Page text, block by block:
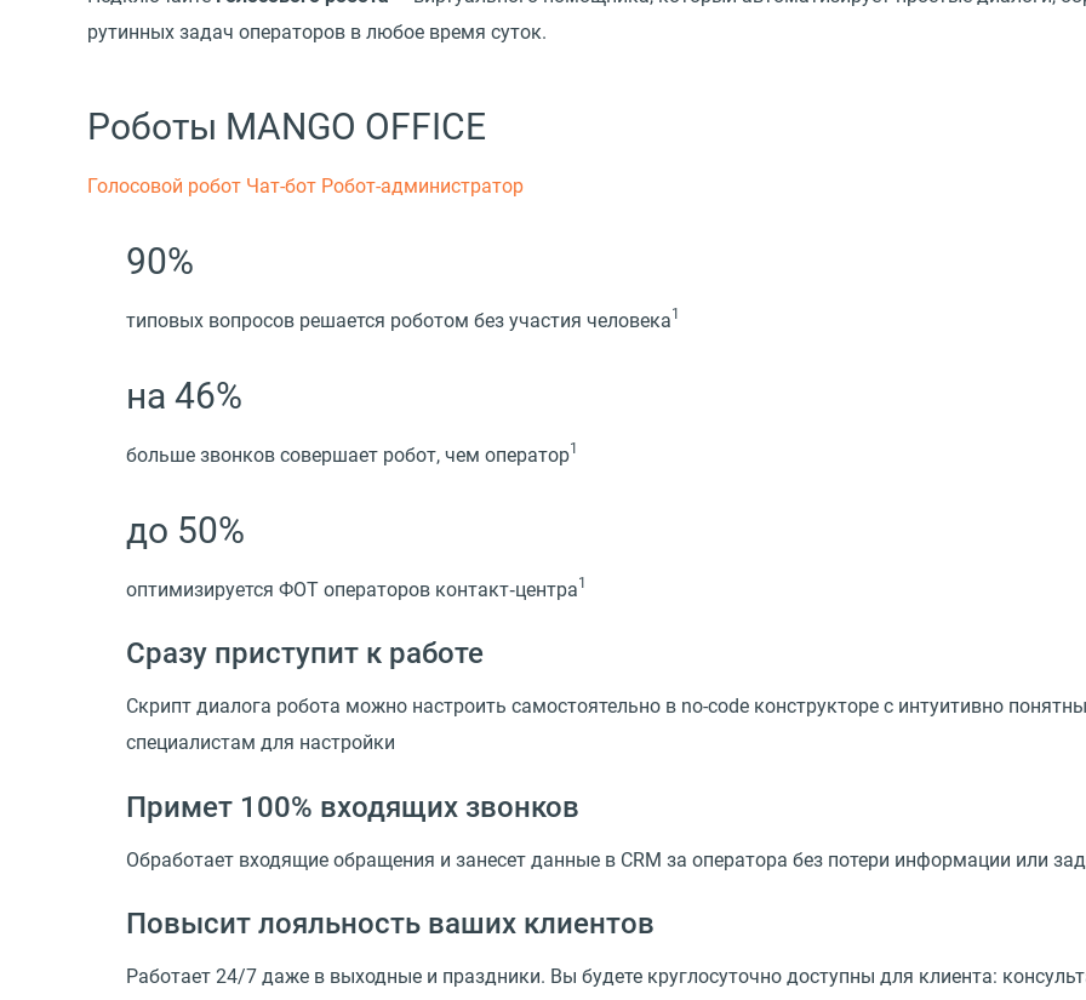
рутинных задач операторов в любое время суток.
Роботы MANGO OFFICE
Голосовой робот Чат-бот Робот-администратор
90%
типовых вопросов решается роботом без участия человека1
на 46%
больше звонков совершает робот, чем оператор1
до 50%
оптимизируется ФОТ операторов контакт‑центра1
Сразу приступит к работе
Скрипт диалога робота можно настроить самостоятельно в no-code конструкторе с интуитивно
специалистам для настройки
Примет 100% входящих звонков
Обработает входящие обращения и занесет данные в CRM за оператора без потери информации или
Повысит лояльность ваших клиентов
Работает 24/7 даже в выходные и праздники. Вы будете круглосуточно доступны для клиента: